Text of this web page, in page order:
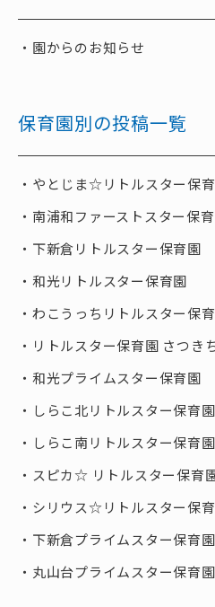
園からのお知らせ
保育園別の投稿一覧
やとじま☆リトルスター保
南浦和ファーストスター保
下新倉リトルスター保育園
和光リトルスター保育園
わこうっちリトルスター保
リトルスター保育園 さつき
和光プライムスター保育園
しらこ北リトルスター保育園
しらこ南リトルスター保育園
スピカ☆ リトルスター保育
シリウス☆リトルスター保
下新倉プライムスター保育園
丸山台プライムスター保育園